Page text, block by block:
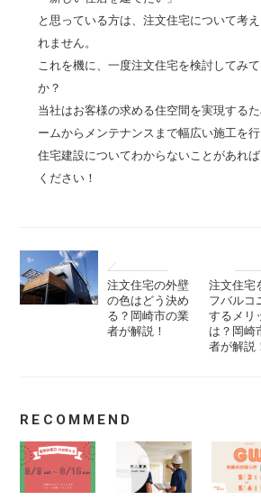
と思っている方は、注文住宅について考
れません。
これを機に、一度注文住宅を検討してみ
か？
当社はお客様の求める住空間を実現する
ームからメンテナンスまで幅広い施工を行
住宅建設についてわからないことがあれ
ください！
注文住宅の外壁
の色はどう決め
る？岡崎市の業
者が解説！
注文住宅
フバルコ
するメリ
は？岡崎
者が解説
RECOMMEND